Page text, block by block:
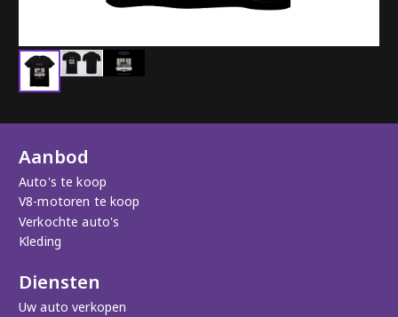
Aanbod
Auto's te koop
V8-motoren te koop
Verkochte auto's
Kleding
Diensten
Uw auto verkopen